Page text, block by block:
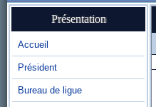
Présentation
Accueil
Président
Bureau de ligue